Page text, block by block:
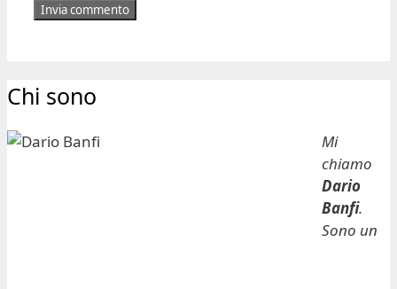
Chi sono
Mi
chiamo
Dario
Banfi.
Sono un